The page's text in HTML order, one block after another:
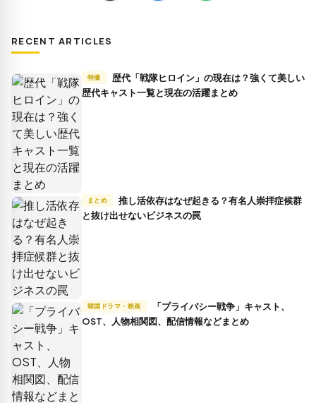
RECENT ARTICLES
特撮
歴代キャスト一覧と現在の活躍まとめ
まとめ
推し活依存はなぜ起きる？有名人崇拝症候群
と抜け出せないビジネスの罠
韓国ドラマ・映画
OST、人物相関図、配信情報などまとめ